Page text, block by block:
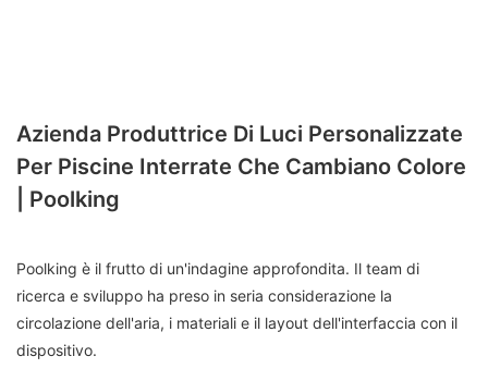
Azienda Produttrice Di Luci Personalizzate
Per Piscine Interrate Che Cambiano Colore
| Poolking
Poolking è il frutto di un'indagine approfondita. Il team di
ricerca e sviluppo ha preso in seria considerazione la
circolazione dell'aria, i materiali e il layout dell'interfaccia con il
dispositivo.